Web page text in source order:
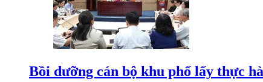
Bồi dưỡng cán bộ khu phố lấy thực